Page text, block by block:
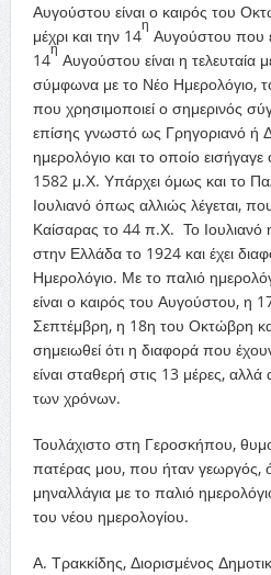
Αυγούστου είναι ο καιρός του
μέχρι και την 14
η
Αυγούστου που
14
η
Αυγούστου είναι η τελευταία
σύμφωνα με το Νέο Ημερολόγιο,
που χρησιμοποιεί ο σημερινός
επίσης γνωστό ως Γρηγοριανό ή
ημερολόγιο και το οποίο
1582 μ.Χ. Υπάρχει όμως και το
Ιουλιανό όπως αλλιώς λέγεται,
Καίσαρας το 44 π.Χ. Το Ιουλιανό
στην Ελλάδα το 1924 και έχει
Ημερολόγιο. Με το παλιό
είναι ο καιρός του Αυγούστου, η
Σεπτέμβρη, η 18η του Οκτώβρη
σημειωθεί ότι η διαφορά που
είναι σταθερή στις 13 μέρες,
των χρόνων.
Τουλάχιστο στη Γεροσκήπου,
πατέρας μου, που ήταν γεωργός,
μηναλλάγια με το παλιό
του νέου ημερολογίου.
Α. Τρακκίδης, Διορισμένος